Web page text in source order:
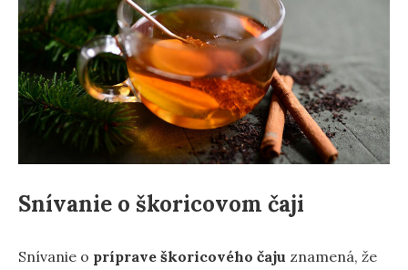
Snívanie o škoricovom čaji
Snívanie o príprave škoricového čaju znamená, že